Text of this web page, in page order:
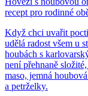
recept pro rodinné
Když chci uvařit
udělá radost všem u
houbách s
není přehnaně
maso, jemná
a petrželky.